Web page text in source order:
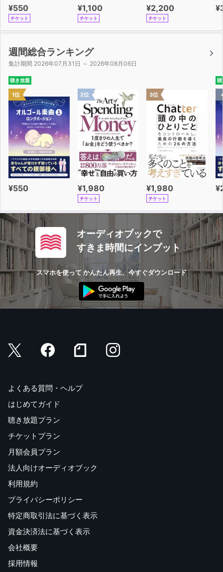
¥550
チケット
¥1,100
チケット
¥2,200
チケット
週間総合ランキング
集計期間 2026年07月31日 ～ 2026年08月06日
聴き放題
1位
¥550
2位
¥1,980
チケット
3位
¥1,980
チケット
聴
オーディオブックで
すきま時間にインプット
スマホを使って かんたん再生、今すぐダウンロード
よくある質問・ヘルプ
はじめてガイド
聴き放題プラン
チケットプラン
月額会員プラン
法人向けオーディオブック
利用規約
プライバシーポリシー
特定商取引法に基づく表示
資金決済法に基づく表示
会社概要
採用情報